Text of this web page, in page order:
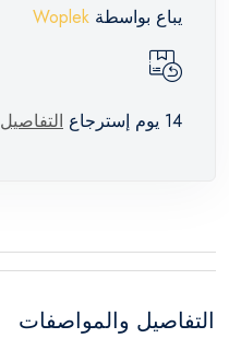
يباع بواسطة Woplek
14 يوم إسترجاع التفاصيل
التفاصيل والمواصفات